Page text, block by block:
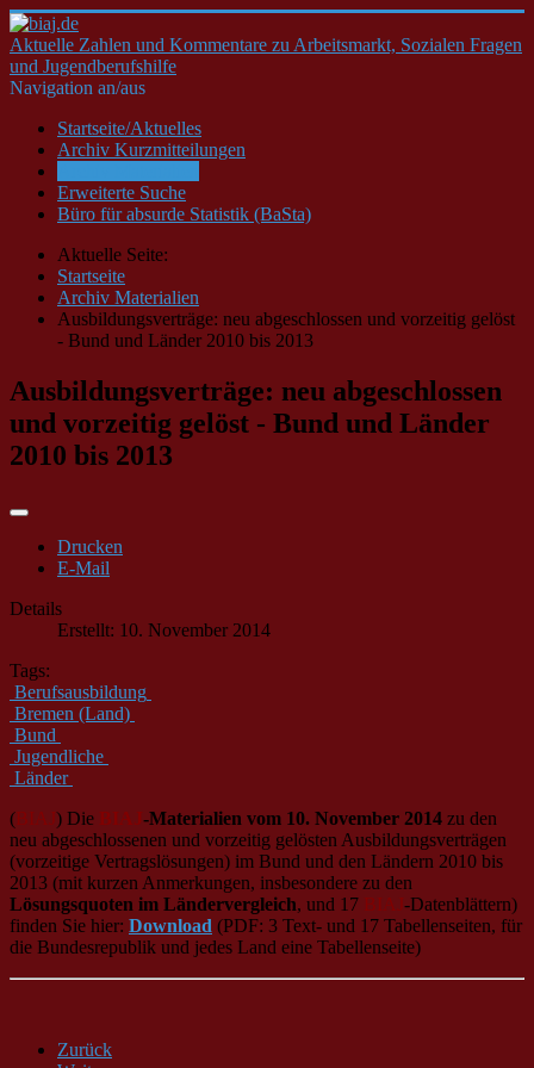
Aktuelle Zahlen und Kommentare zu Arbeitsmarkt, Sozialen Fragen
und Jugendberufshilfe
Navigation an/aus
Startseite/Aktuelles
Archiv Kurzmitteilungen
Erweiterte Suche
Büro für absurde Statistik (BaSta)
Aktuelle Seite:
Startseite
Archiv Materialien
Ausbildungsverträge: neu abgeschlossen und vorzeitig gelöst
- Bund und Länder 2010 bis 2013
Ausbildungsverträge: neu abgeschlossen
und vorzeitig gelöst - Bund und Länder
2010 bis 2013
Drucken
E-Mail
Details
Erstellt: 10. November 2014
Tags:
Berufsausbildung
Bremen (Land)
Bund
Jugendliche
Länder
(BIAJ) Die BIAJ-Materialien vom 10. November 2014 zu den
neu abgeschlossenen und vorzeitig gelösten Ausbildungsverträgen
(vorzeitige Vertragslösungen) im Bund und den Ländern 2010 bis
2013 (mit kurzen Anmerkungen, insbesondere zu den
Lösungsquoten im Ländervergleich, und 17 BIAJ-Datenblättern)
finden Sie hier: Download (PDF: 3 Text- und 17 Tabellenseiten, für
die Bundesrepublik und jedes Land eine Tabellenseite)
Zurück